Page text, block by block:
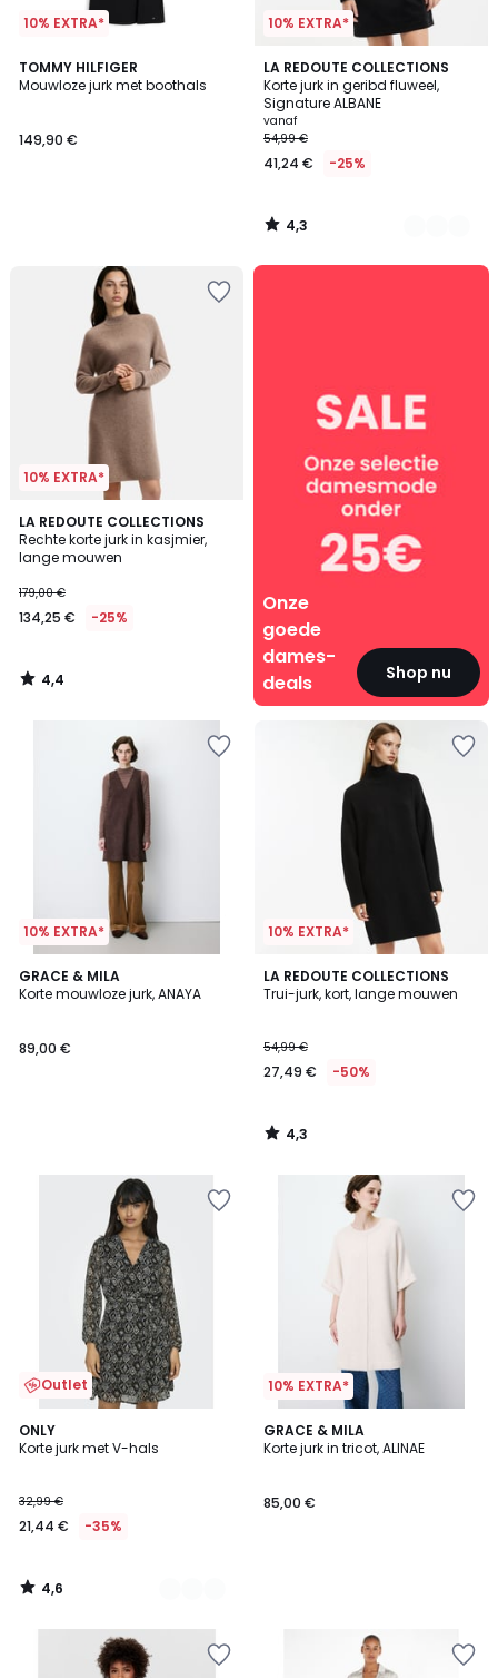
10% EXTRA*
TOMMY HILFIGER
Mouwloze jurk met boothals
149,90 €
10% EXTRA*
LA REDOUTE COLLECTIONS
Korte jurk in geribd fluweel,
Signature ALBANE
vanaf
54,99 €
41,24 € -25%
4,3
/ 5
2
Kleuren
4,3
/
10% EXTRA*
LA REDOUTE COLLECTIONS
Rechte korte jurk in kasjmier,
lange mouwen
179,00 €
134,25 € -25%
4,4
/ 5
4,4
/
Onze
goede
dames-
deals
Shop nu
Onze
10% EXTRA*
GRACE & MILA
Korte mouwloze jurk, ANAYA
89,00 €
10% EXTRA*
LA REDOUTE COLLECTIONS
Trui-jurk, kort, lange mouwen
54,99 €
27,49 € -50%
4,3
/ 5
4,3
/
Outlet
ONLY
Korte jurk met V-hals
32,99 €
21,44 € -35%
4,6
/ 5
2
Kleuren
4,6
/
10% EXTRA*
GRACE & MILA
Korte jurk in tricot, ALINAE
85,00 €